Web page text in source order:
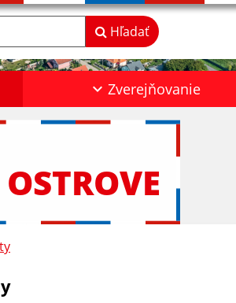
Hľadať
Zverejňovanie